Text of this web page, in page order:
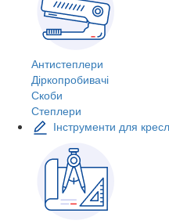
Антистеплери
Діркопробивачі
Скоби
Степлери
Інструменти для